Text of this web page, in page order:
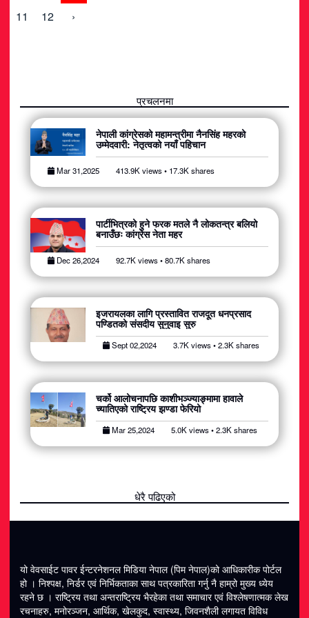
11
12 ›
प्रचलनमा
नेपाली कांग्रेसको महामन्त्रीमा नैनसिंह महरको
उम्मेदवारी: नेतृत्वको नयाँ पहिचान
Mar 31,2025 413.9K views • 17.3K shares
पार्टीभित्रको हुने फरक मतले नै लोकतन्त्र बलियो
बनाउँछः कांग्रेस नेता महर
Dec 26,2024 92.7K views • 80.7K shares
इजरायलका लागि प्रस्तावित राजदूत धनप्रसाद
पण्डितको संसदीय सुनुवाइ सुरु
Sept 02,2024 3.7K views • 2.3K shares
चर्को आलोचनापछि काशीभञ्ज्याङ्मामा हावाले
च्यातिएको राष्ट्रिय झण्डा फेरियो
Mar 25,2024 5.0K views • 2.3K shares
धेरै पढिएको
यो वेवसाईट पावर ईन्टरनेशनल मिडिया नेपाल (पिम नेपाल)को आधिकारीक पोर्टल
हो । निश्पक्ष, निर्डर एवं निर्भिकताका साथ पत्रकारिता गर्नु नै हाम्रो मुख्य ध्येय
रहने छ । राष्ट्रिय तथा अन्तराष्ट्रिय भैरहेका तथा समाचार एवं विश्लेषणात्मक लेख
रचनाहरु, मनोरञ्जन, आर्थिक, खेलकुद, स्वास्थ्य, जिवनशैली लगायत विविध